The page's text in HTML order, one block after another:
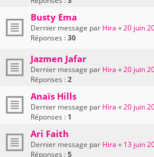
Busty Ema
Dernier message par Hira «20 juin
Réponses :30
Jazmen Jafar
Dernier message par Hira «20 juin
Réponses :2
Anaïs Hills
Dernier message par Hira «20 juin
Réponses : 1
Ari Faith
Dernier message par Hira « 13 juin
Réponses :5